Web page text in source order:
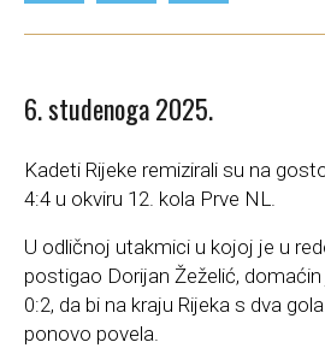
6. studenoga 2025.
Kadeti Rijeke remizirali su na
4:4 u okviru 12. kola Prve NL.
U odličnoj utakmici u kojoj je u
postigao Dorijan Žeželić,
0:2, da bi na kraju Rijeka s dva
ponovo povela.